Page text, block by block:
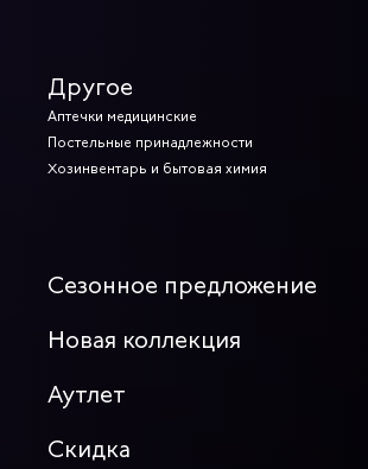
Другое
Аптечки медицинские
Постельные принадлежности
Хозинвентарь и бытовая химия
Сезонное предложение
Новая коллекция
Аутлет
Скидка